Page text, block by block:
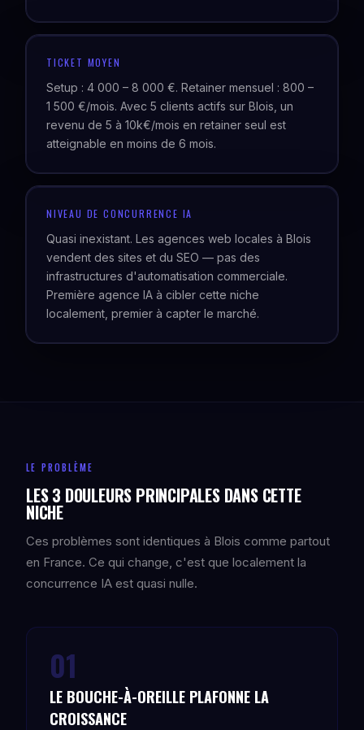
TICKET MOYEN
Setup : 4 000 – 8 000 €. Retainer mensuel : 800 –
1 500 €/mois. Avec 5 clients actifs sur Blois, un
revenu de 5 à 10k€/mois en retainer seul est
atteignable en moins de 6 mois.
NIVEAU DE CONCURRENCE IA
Quasi inexistant. Les agences web locales à Blois
vendent des sites et du SEO — pas des
infrastructures d'automatisation commerciale.
Première agence IA à cibler cette niche
localement, premier à capter le marché.
LE PROBLÈME
LES 3 DOULEURS PRINCIPALES DANS CETTE
NICHE
Ces problèmes sont identiques à Blois comme partout
en France. Ce qui change, c'est que localement la
concurrence IA est quasi nulle.
01
LE BOUCHE-À-OREILLE PLAFONNE LA
CROISSANCE